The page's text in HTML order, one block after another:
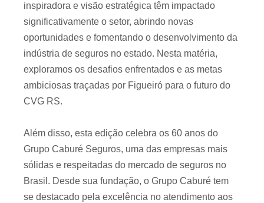
inspiradora e visão estratégica têm impactado
significativamente o setor, abrindo novas
oportunidades e fomentando o desenvolvimento da
indústria de seguros no estado. Nesta matéria,
exploramos os desafios enfrentados e as metas
ambiciosas traçadas por Figueiró para o futuro do
CVG RS.
Além disso, esta edição celebra os 60 anos do
Grupo Caburé Seguros, uma das empresas mais
sólidas e respeitadas do mercado de seguros no
Brasil. Desde sua fundação, o Grupo Caburé tem
se destacado pela excelência no atendimento aos